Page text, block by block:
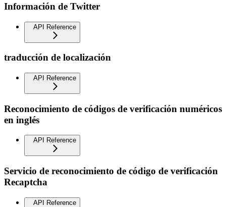
Información de Twitter
API Reference
traducción de localización
API Reference
Reconocimiento de códigos de verificación numéricos
en inglés
API Reference
Servicio de reconocimiento de código de verificación
Recaptcha
API Reference